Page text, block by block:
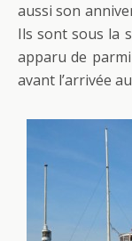
aussi son
Ils sont sous la
apparu de
avant l’arrivée